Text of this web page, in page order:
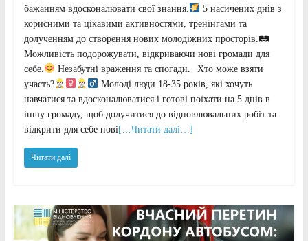
бажанням вдосконалювати свої знання.
5 насичених днів з
корисними та цікавими активностями, тренінгами та
долученням до створення нових молодіжних просторів.🛤
Можливість подорожувати, відкриваючи нові громади для
себе.
Незабутні враження та спогади.⠀Хто може взяти
участь?
Молоді люди 18-35 років, які хочуть
навчатися та вдосконалюватися і готові поїхати на 5 днів в
іншу громаду, щоб долучитися до відновлювальних робіт та
відкрити для себе нові […Читати далі…]
Читати далі